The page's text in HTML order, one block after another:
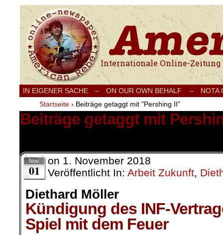
Internationale Onlinezeitung für Frieden,
IN EIGENER SACHE – ON OUR OWN BEHALF –
NOTA
Startseite › Beiträge getaggt mit "Pershing II"
Beiträge getaggt mit
Nov.
01
on 1. November 2018
Veröffentlicht In: Arbeit Zukunft,
Diethard Möller
Kündigung des INF-
Spiel mit dem Feuer